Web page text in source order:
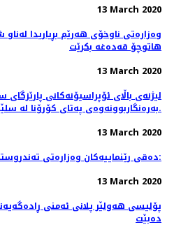
13 March 2020
وەزارەتی ناوخۆی هەرێم بڕیاریدا
هاتوچۆ قەدەغە بکرێت
13 March 2020
لیژنەی باڵای ئۆپراسیۆنەكانی پارێزگای
بەرەنگاربوونەوەی پەتای كۆرۆنا لە سلێمانی ئەم بڕیارانەی دەرکرد.
13 March 2020
دەقی رێنماییەكان وەزارەتی تەندروستی بۆبازارو شوێنەگشتیەکان:
13 March 2020
پۆلیسی هەولێر پلانی ئەمنی
دەبێت